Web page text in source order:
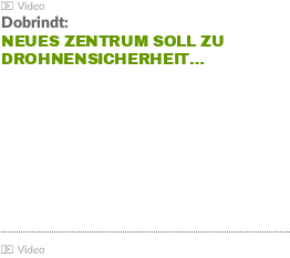
Dobrindt:
NEUES ZENTRUM SOLL ZU
DROHNENSICHERHEIT…